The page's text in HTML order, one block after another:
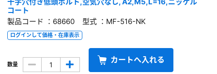
コート
製品コード ：68660 型式 ：MF-516-NK
ログインして価格・在庫表示
数量 カートへ入れる